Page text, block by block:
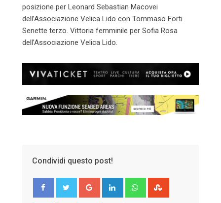
posizione per Leonard Sebastian Macovei
dell’Associazione Velica Lido con Tommaso Forti
Senette terzo. Vittoria femminile per Sofia Rosa
dell’Associazione Velica Lido.
Condividi questo post!
Google+ LinkedIn Whatsapp